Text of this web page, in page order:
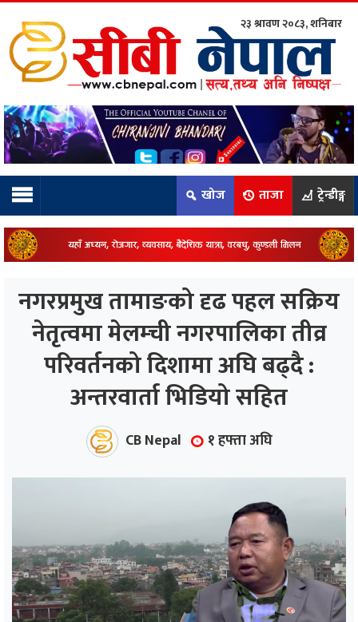
टिम:
२३ श्रावण २०८३, शनिबार
खोज ताजा ट्रेन्डीङ्ग
नगरप्रमुख तामाङको दृढ पहल सक्रिय
नेतृत्वमा मेलम्ची नगरपालिका तीव्र
परिवर्तनको दिशामा अघि बढ्दै :
अन्तरवार्ता भिडियो सहित
CB Nepal १ हफ्ता अघि